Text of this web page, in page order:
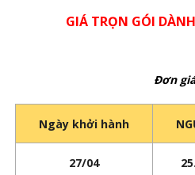
GIÁ TRỌN GÓI
Đơn giá:
Ngày khởi hành
27/04